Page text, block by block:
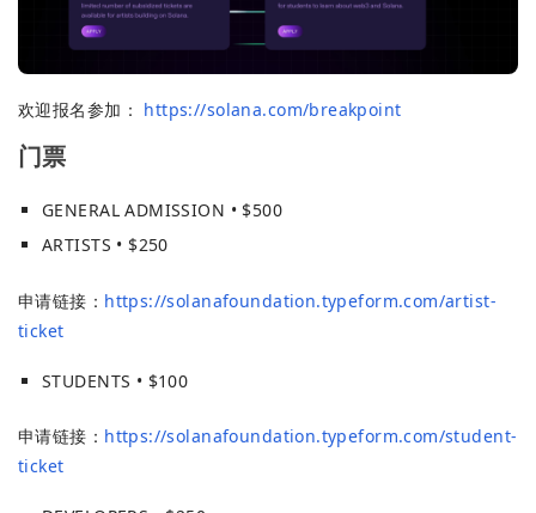
欢迎报名参加： https://solana.com/breakpoint
门票
GENERAL ADMISSION • $500
ARTISTS • $250
申请链接： https://solanafoundation.typeform.com/artist-
ticket
STUDENTS • $100
申请链接： https://solanafoundation.typeform.com/student-
ticket